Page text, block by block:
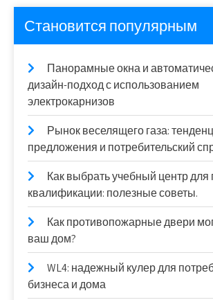
Становится популярным
Панорамные окна и
дизайн-подход с использованием
электрокарнизов
Рынок веселящего газа:
предложения и потребительский
Как выбрать учебный центр
квалификации: полезные советы.
Как противопожарные двери
ваш дом?
WL4: надежный кулер для
бизнеса и дома